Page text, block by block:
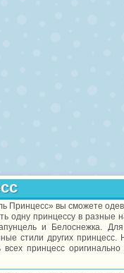
Принцесс» вы сможете
одну принцессу в разные
и Белоснежка.
стили других
всех принцесс